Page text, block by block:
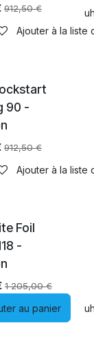
à la liste de
912,50€
Ajouter à la liste
90 -
912,50€
Ajouter à la liste
à la liste de
Foil
-
1 205,00€
au panier